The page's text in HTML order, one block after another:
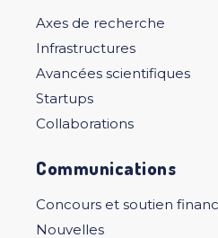
Axes de recherche
Infrastructures
Avancées scientifiques
Startups
Collaborations
Communications
Concours et soutien
Nouvelles